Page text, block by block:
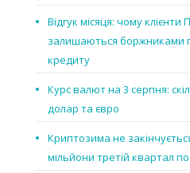
Відгук місяця: чому клієнти
залишаються боржниками
кредиту
Курс валют на 3 серпня:
долар та євро
Криптозима не
мільйони третій квартал